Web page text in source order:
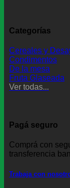
Categorías
Cereales y
Condimentos
De la mesa
Fruta Glaseada
Ver todas...
Pagá seguro
Comprá con
transferencia
Trabaja con